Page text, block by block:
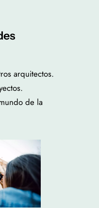
arquitectos.
de la